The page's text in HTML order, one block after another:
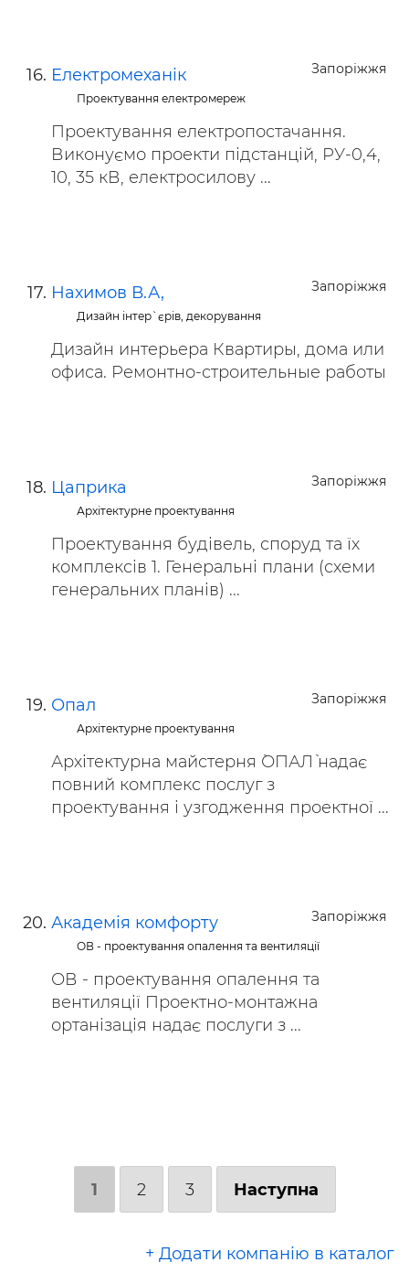
Запоріжжя
Електромеханік
Проектування електромереж
Проектування електропостачання.
Виконуємо проекти підстанцій, РУ-0,4,
10, 35 кВ, електросилову ...
Запоріжжя
Нахимов В.А,
Дизайн інтер`єрів, декорування
Дизайн интерьера Квартиры, дома или
офиса. Ремонтно-строительные работы
Запоріжжя
Цаприка
Архітектурне проектування
Проектування будівель, споруд та їх
комплексів 1. Генеральні плани (схеми
генеральних планів) ...
Запоріжжя
Опал
Архітектурне проектування
Архітектурна майстерня `ОПАЛ` надає
повний комплекс послуг з
проектування і узгодження проектної ...
Запоріжжя
Академія комфорту
ОВ - проектування опалення та вентиляції
ОВ - проектування опалення та
вентиляції Проектно-монтажна
ортанізація надає послуги з ...
1 2 3 Наступна
+ Додати компанію в каталог